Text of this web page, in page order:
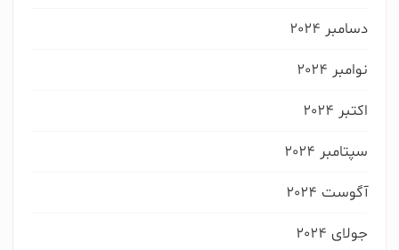
دسامبر 2024
نوامبر 2024
اکتبر 2024
سپتامبر 2024
آگوست 2024
جولای 2024